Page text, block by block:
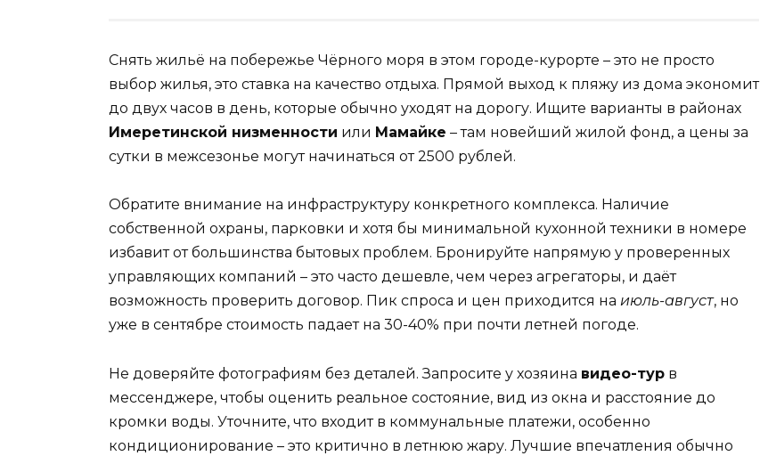
Снять жильё на побережье Чёрного моря в этом городе-курорте – это не просто
выбор жилья, это ставка на качество отдыха. Прямой выход к пляжу из дома экономит
до двух часов в день, которые обычно уходят на дорогу. Ищите варианты в районах
Имеретинской низменности или Мамайке – там новейший жилой фонд, а цены за
сутки в межсезонье могут начинаться от 2500 рублей.
Обратите внимание на инфраструктуру конкретного комплекса. Наличие
собственной охраны, парковки и хотя бы минимальной кухонной техники в номере
избавит от большинства бытовых проблем. Бронируйте напрямую у проверенных
управляющих компаний – это часто дешевле, чем через агрегаторы, и даёт
возможность проверить договор. Пик спроса и цен приходится на июль-август, но
уже в сентябре стоимость падает на 30-40% при почти летней погоде.
Не доверяйте фотографиям без деталей. Запросите у хозяина видео-тур в
мессенджере, чтобы оценить реальное состояние, вид из окна и расстояние до
кромки воды. Уточните, что входит в коммунальные платежи, особенно
кондиционирование – это критично в летнюю жару. Лучшие впечатления обычно